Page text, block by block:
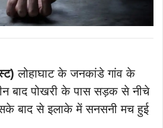
लोहाघाट के जनकांडे गांव के
बाद पोखरी के पास सड़क से नीचे
बाद से इलाके में सनसनी मच हुई